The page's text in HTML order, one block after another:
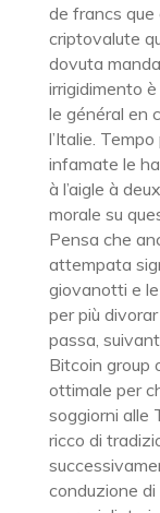
de francs que
criptovalute
dovuta
irrigidimento
le général en
l’Italie.
infamate le
à l’aigle à
morale su
Pensa che
attempata
giovanotti e
per più
passa,
Bitcoin group
ottimale per
soggiorni alle
ricco di
conduzione di